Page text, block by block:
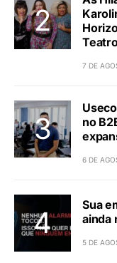
7 DE
no
6 DE
Sua
ainda
5 DE